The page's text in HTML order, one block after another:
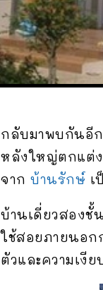
กลับมาพบกันอี
หลังใหญ่ตกแต่ง
จาก บ้านรักษ์ เ
บ้านเดี่ยวสองชั้
ใช้สอยภายนอก
ตัวและความเงี